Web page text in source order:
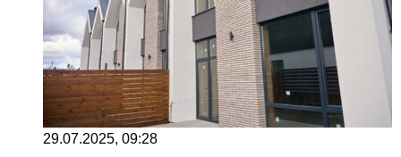
29.07.2025, 09:28